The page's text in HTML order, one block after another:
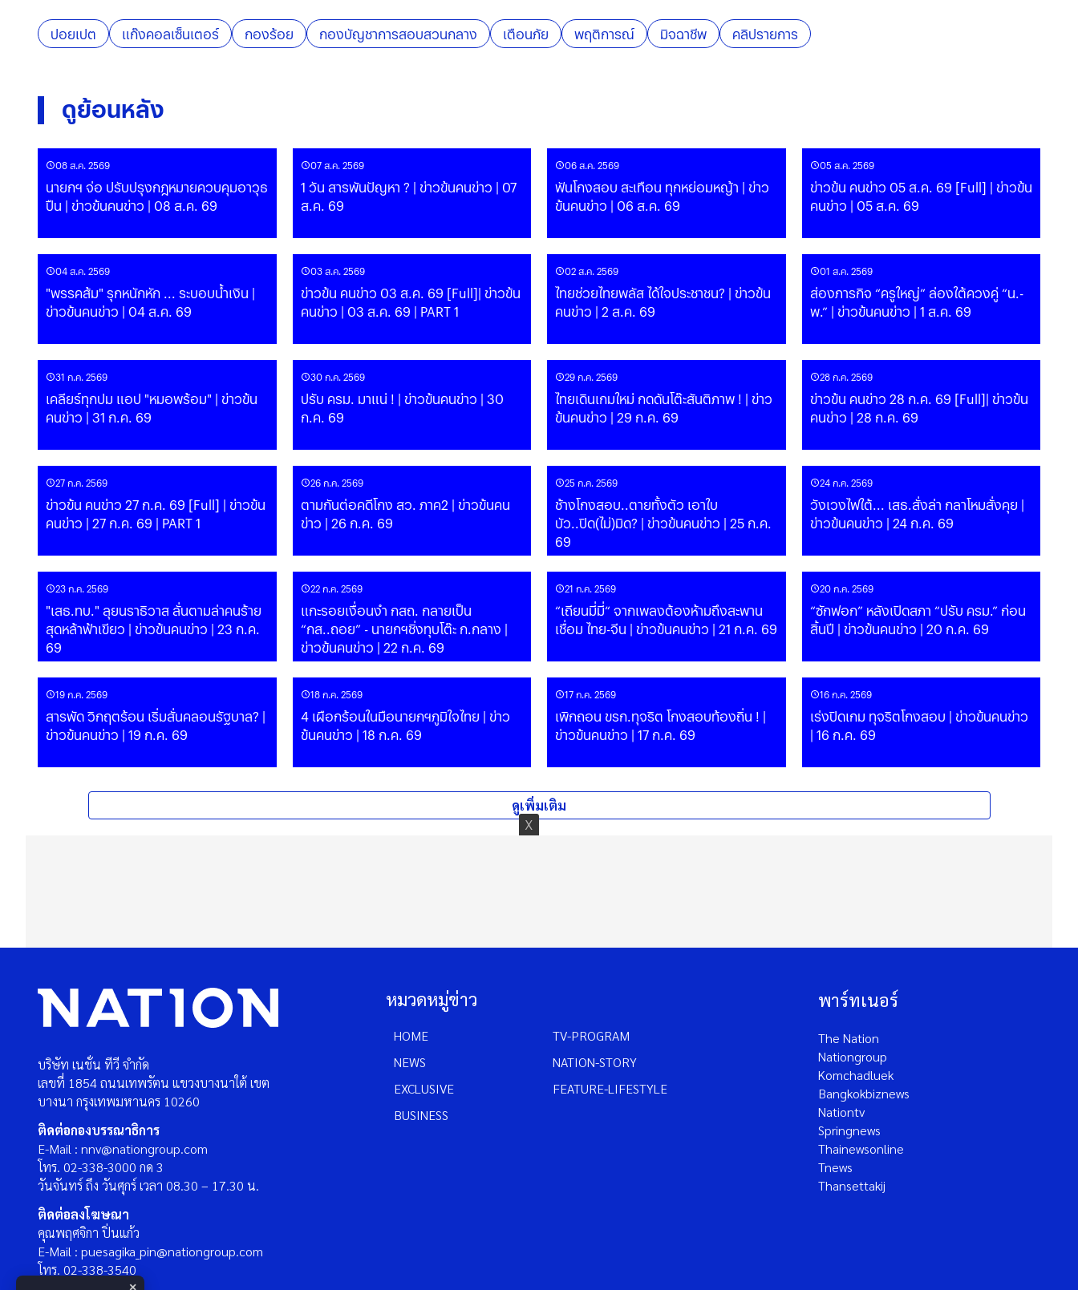
ปอยเปต แก๊งคอลเซ็นเตอร์ กองร้อย กองบัญชาการสอบสวนกลาง เตือนภัย พฤติการณ์ มิจฉาชีพ คลิปรายการ
ดูย้อนหลัง
08 ส.ค. 2569
นายกฯ จ่อ ปรับปรุงกฎหมายควบคุมอาวุธ
ปืน | ข่าวข้นคนข่าว | 08 ส.ค. 69
07 ส.ค. 2569
1 วัน สารพันปัญหา ? | ข่าวข้นคนข่าว | 07
ส.ค. 69
06 ส.ค. 2569
ฟันโกงสอบ สะเทือน ทุกหย่อมหญ้า | ข่าว
ข้นคนข่าว | 06 ส.ค. 69
05 ส.ค. 2569
ข่าวข้น คนข่าว 05 ส.ค. 69 [Full] | ข่าวข้น
คนข่าว | 05 ส.ค. 69
04 ส.ค. 2569
"พรรคส้ม" รุกหนักหัก ... ระบอบน้ำเงิน |
ข่าวข้นคนข่าว | 04 ส.ค. 69
03 ส.ค. 2569
ข่าวข้น คนข่าว 03 ส.ค. 69 [Full]| ข่าวข้น
คนข่าว | 03 ส.ค. 69 | PART 1
02 ส.ค. 2569
ไทยช่วยไทยพลัส ได้ใจประชาชน? | ข่าวข้น
คนข่าว | 2 ส.ค. 69
01 ส.ค. 2569
ส่องภารกิจ “ครูใหญ่” ล่องใต้ควงคู่ “น.-
พ.” | ข่าวข้นคนข่าว | 1 ส.ค. 69
31 ก.ค. 2569
เคลียร์ทุกปม แอป "หมอพร้อม" | ข่าวข้น
คนข่าว | 31 ก.ค. 69
30 ก.ค. 2569
ปรับ ครม. มาแน่ ! | ข่าวข้นคนข่าว | 30
ก.ค. 69
29 ก.ค. 2569
ไทยเดินเกมใหม่ กดดันโต๊ะสันติภาพ ! | ข่าว
ข้นคนข่าว | 29 ก.ค. 69
28 ก.ค. 2569
ข่าวข้น คนข่าว 28 ก.ค. 69 [Full]| ข่าวข้น
คนข่าว | 28 ก.ค. 69
27 ก.ค. 2569
ข่าวข้น คนข่าว 27 ก.ค. 69 [Full] | ข่าวข้น
คนข่าว | 27 ก.ค. 69 | PART 1
26 ก.ค. 2569
ตามกันต่อคดีโกง สว. ภาค2 | ข่าวข้นคน
ข่าว | 26 ก.ค. 69
25 ก.ค. 2569
ช้างโกงสอบ..ตายทั้งตัว เอาใบ
บัว..ปิด(ไม่)มิด? | ข่าวข้นคนข่าว | 25 ก.ค.
69
24 ก.ค. 2569
วังเวงไฟใต้... เสธ.สั่งล่า กลาโหมสั่งคุย |
ข่าวข้นคนข่าว | 24 ก.ค. 69
23 ก.ค. 2569
"เสธ.ทบ." ลุยนราธิวาส ลั่นตามล่าคนร้าย
สุดหล้าฟ้าเขียว | ข่าวข้นคนข่าว | 23 ก.ค.
69
22 ก.ค. 2569
แกะรอยเงื่อนงำ กสถ. กลายเป็น
“กส..ถอย” - นายกฯชิ่งทุบโต๊ะ ก.กลาง |
ข่าวข้นคนข่าว | 22 ก.ค. 69
21 ก.ค. 2569
“เถียนมี่มี่“ จากเพลงต้องห้ามถึงสะพาน
เชื่อม ไทย-จีน | ข่าวข้นคนข่าว | 21 ก.ค. 69
20 ก.ค. 2569
“ซักฟอก” หลังเปิดสภา “ปรับ ครม.” ก่อน
สิ้นปี | ข่าวข้นคนข่าว | 20 ก.ค. 69
19 ก.ค. 2569
สารพัด วิกฤตร้อน เริ่มสั่นคลอนรัฐบาล? |
ข่าวข้นคนข่าว | 19 ก.ค. 69
18 ก.ค. 2569
4 เผือกร้อนในมือนายกฯภูมิใจไทย | ข่าว
ข้นคนข่าว | 18 ก.ค. 69
17 ก.ค. 2569
เพิกถอน ขรก.ทุจริต โกงสอบท้องถิ่น ! |
ข่าวข้นคนข่าว | 17 ก.ค. 69
16 ก.ค. 2569
เร่งปิดเกม ทุจริตโกงสอบ | ข่าวข้นคนข่าว
| 16 ก.ค. 69
ดูเพิ่มเติม
บริษัท เนชั่น ทีวี จำกัด
เลขที่ 1854 ถนนเทพรัตน แขวงบางนาใต้ เขต
บางนา กรุงเทพมหานคร 10260
ติดต่อกองบรรณาธิการ
E-Mail : nnv@nationgroup.com
โทร. 02-338-3000 กด 3
วันจันทร์ ถึง วันศุกร์ เวลา 08.30 – 17.30 น.
ติดต่อลงโฆษณา
คุณพฤศจิกา ปิ่นแก้ว
E-Mail : puesagika_pin@nationgroup.com
โทร. 02-338-3540
หมวดหมู่ข่าว
HOME
NEWS
EXCLUSIVE
BUSINESS
TV-PROGRAM
NATION-STORY
FEATURE-LIFESTYLE
พาร์ทเนอร์
The Nation
Nationgroup
Komchadluek
Bangkokbiznews
Nationtv
Springnews
Thainewsonline
Tnews
Thansettakij
×